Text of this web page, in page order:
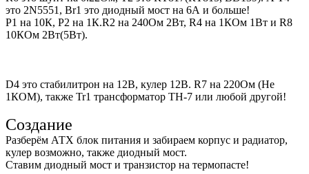
это 2N5551, Br1 это диодный мост на 6А и больше!
Р1 на 10К, Р2 на 1К.R2 на 240Ом 2Вт, R4 на 1КОм 1Вт и R8
10КОм 2Вт(5Вт).
D4 это стабилитрон на 12В, кулер 12В. R7 на 220Ом (Не
1КОМ), также Tr1 трансформатор ТН-7 или любой другой!
Создание
Разберём АТХ блок питания и забираем корпус и радиатор,
кулер возможно, также диодный мост.
Ставим диодный мост и транзистор на термопасте!